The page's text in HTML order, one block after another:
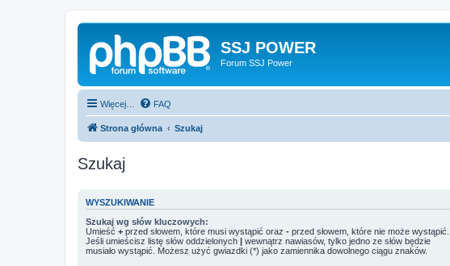
SSJ POWER
Forum SSJ Power
Więcej… FAQ
Strona główna Szukaj
Szukaj
WYSZUKIWANIE
Szukaj wg słów kluczowych:
Umieść + przed słowem, które musi wystąpić oraz - przed słowem, które nie może wystąpić.
Jeśli umieścisz listę słów oddzielonych | wewnątrz nawiasów, tylko jedno ze słów będzie
musiało wystąpić. Możesz użyć gwiazdki (*) jako zamiennika dowolnego ciągu znaków.